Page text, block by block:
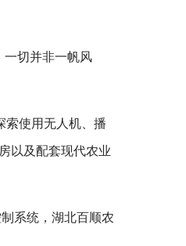
一切并非一帆风
索使用无人机、播
以及配套现代农业
系统，湖北百顺农